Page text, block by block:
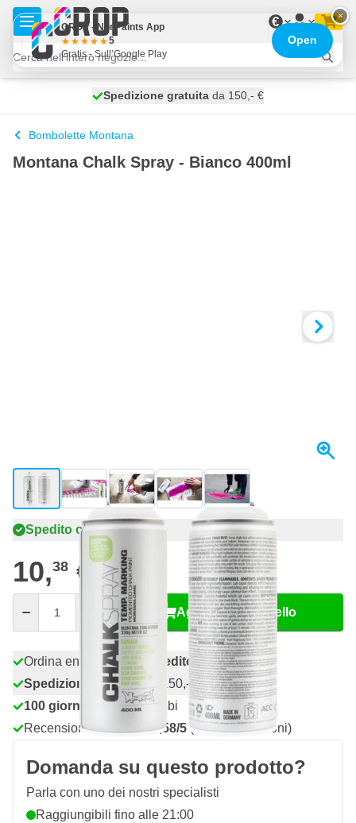
Salta al contenuto
€
spedito oggi
Spedizione gratuita da 150,- €
100 giorni
Bombolette Montana
Montana Chalk Spray - Bianco 400ml
View larger imageView larger imageView larger imageView larger imageView larger image
Spedito oggi
10,38 € incl. IVA
Aggiungi al Carrello
Ordina entro le 23:59,
spedito oggi
Spedizione gratuitada 150,- €
100 giorni
per resi & cambi
Recensioni dei clienti:4,58/5 (7.101 recensioni)
Domanda su questo prodotto?
Parla con uno dei nostri specialisti
Raggiungibili fino alle 21:00
×
CROP - NonPaints App
5
Gratis - Sull’Google Play
Open